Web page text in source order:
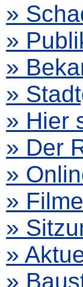
»
»
»
»
» Hier
» Der
»
»
»
»
»